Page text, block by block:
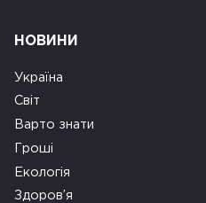
НОВИНИ
Україна
Світ
Варто знати
Гроші
Екологія
Здоров’я